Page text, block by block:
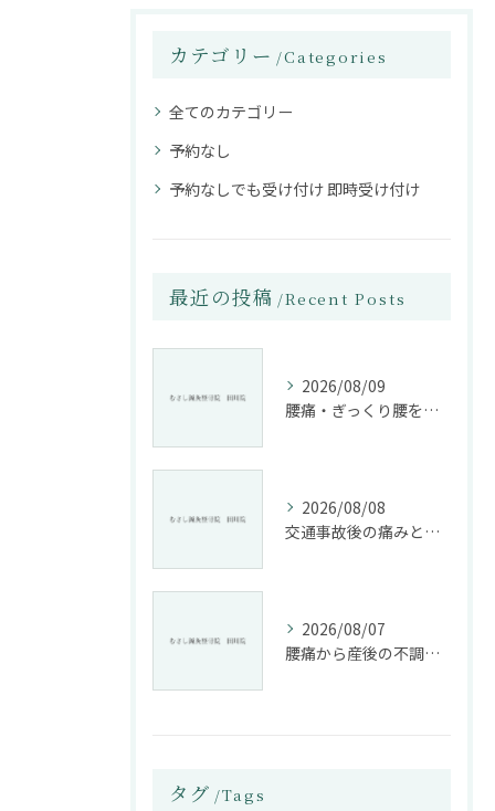
カテゴリー Categories
全てのカテゴリー
予約なし
予約なしでも受け付け 即時受け付け
最近の投稿 Recent Posts
2026/08/09
腰痛・ぎっくり腰を根本改善する施術法とは
2026/08/08
交通事故後の痛みと姿勢改善に特化した整骨院の役割
2026/08/07
腰痛から産後の不調まで整骨院で根本改善する方法
タグ Tags